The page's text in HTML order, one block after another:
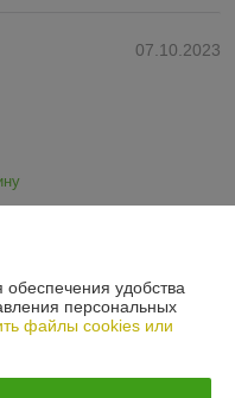
07.10.2023
удобства
персональных
файлы cookies или